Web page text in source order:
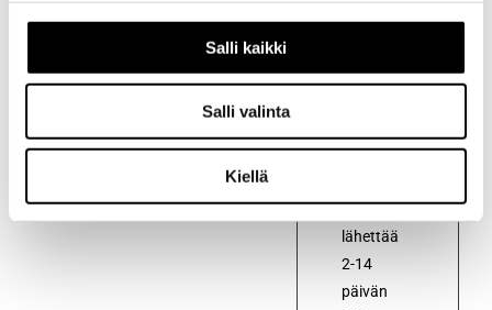
Salli kaikki
Salli valinta
Kiellä
Toyota
RT40
Voidaan
lähettää
2-14
päivän